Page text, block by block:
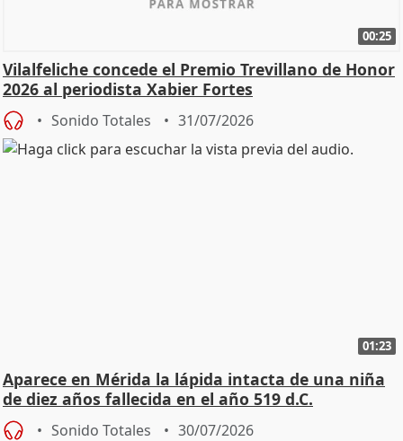
00:25
Vilalfeliche concede el Premio Trevillano de Honor
2026 al periodista Xabier Fortes
Sonido Totales 31/07/2026
01:23
Aparece en Mérida la lápida intacta de una niña
de diez años fallecida en el año 519 d.C.
Sonido Totales 30/07/2026